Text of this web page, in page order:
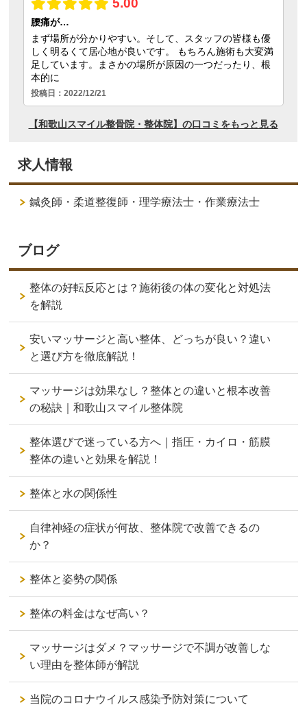
求人情報
鍼灸師・柔道整復師・理学療法士・作業療法士
ブログ
整体の好転反応とは？施術後の体の変化と対処法
を解説
安いマッサージと高い整体、どっちが良い？違い
と選び方を徹底解説！
マッサージは効果なし？整体との違いと根本改善
の秘訣｜和歌山スマイル整体院
整体選びで迷っている方へ｜指圧・カイロ・筋膜
整体の違いと効果を解説！
整体と水の関係性
自律神経の症状が何故、整体院で改善できるの
か？
整体と姿勢の関係
整体の料金はなぜ高い？
マッサージはダメ？マッサージで不調が改善しな
い理由を整体師が解説
当院のコロナウイルス感染予防対策について